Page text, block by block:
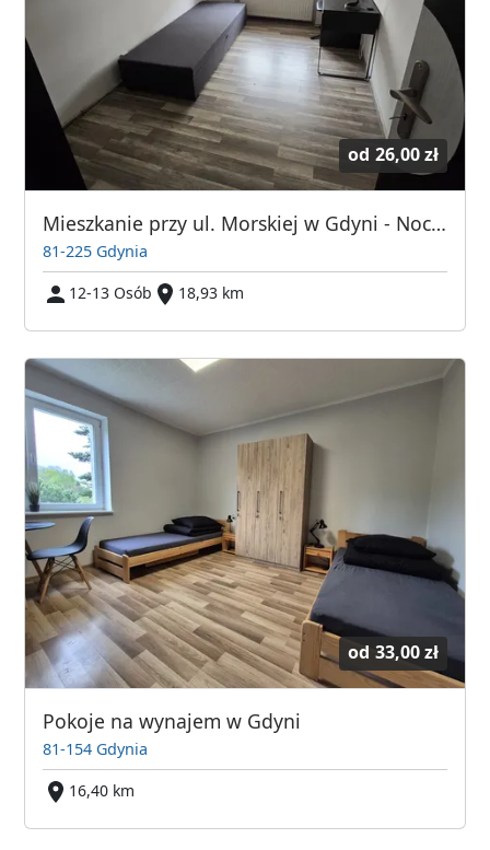
od 26,00 zł
Mieszkanie przy ul. Morskiej w Gdyni - Noclegi dla pracowników / Kwatery pracownicze
81-225 Gdynia
12-13 Osób
18,93 km
od 33,00 zł
Pokoje na wynajem w Gdyni
81-154 Gdynia
16,40 km